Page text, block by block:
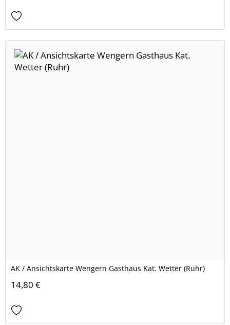
AK / Ansichtskarte Wengern Gasthaus Kat. Wetter (Ruhr)
14,80 €